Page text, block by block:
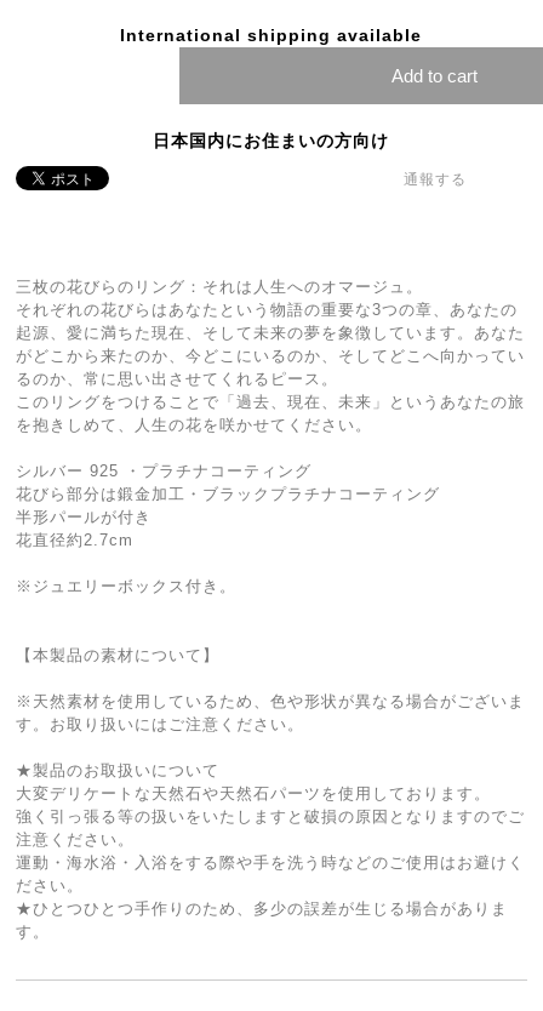
International shipping available
Add to cart
日本国内にお住まいの方向け
通報する
三枚の花びらのリング：それは人生へのオマージュ。
それぞれの花びらはあなたという物語の重要な3つの章、あなたの
起源、愛に満ちた現在、そして未来の夢を象徴しています。あなた
がどこから来たのか、今どこにいるのか、そしてどこへ向かってい
るのか、常に思い出させてくれるピース。
このリングをつけることで「過去、現在、未来」というあなたの旅
を抱きしめて、人生の花を咲かせてください。
シルバー 925 ・プラチナコーティング
花びら部分は鍛金加工・ブラックプラチナコーティング
半形パールが付き
花直径約2.7cm
※ジュエリーボックス付き。
【本製品の素材について】
※天然素材を使用しているため、色や形状が異なる場合がございま
す。お取り扱いにはご注意ください。
★製品のお取扱いについて
大変デリケートな天然石や天然石パーツを使用しております。
強く引っ張る等の扱いをいたしますと破損の原因となりますのでご
注意ください。
運動・海水浴・入浴をする際や手を洗う時などのご使用はお避けく
ださい。
★ひとつひとつ手作りのため、多少の誤差が生じる場合がありま
す。